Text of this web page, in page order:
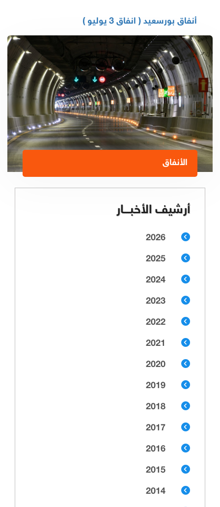
أنفاق بورسعيد ( انفاق 3 يوليو )
الأنفاق
أرشيف الأخبـــار
2026
2025
2024
2023
2022
2021
2020
2019
2018
2017
2016
2015
2014